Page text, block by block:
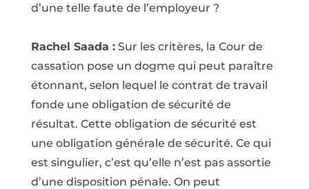
d’une telle faute de l’employeur ?
Rachel Saada :Sur les critères, la Cour de
cassation pose un dogme qui peut paraître
étonnant, selon lequel le contrat de travail
fonde une obligation de sécurité de
résultat. Cette obligation de sécurité est
une obligation générale de sécurité. Ce qui
est singulier, c’est qu’elle n’est pas assortie
d’une disposition pénale. On peut